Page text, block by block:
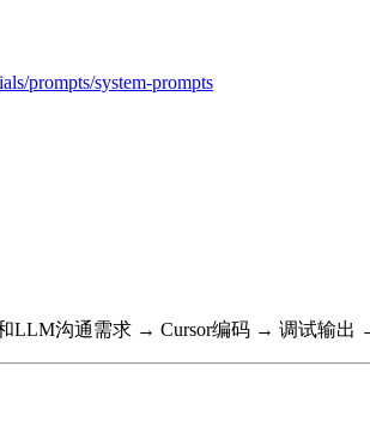
prompts/system-prompts
LLM沟通需求 → Cursor编码 → 调试输出